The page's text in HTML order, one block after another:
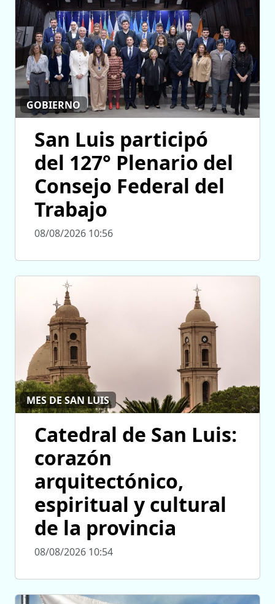
GOBIERNO
San Luis participó
del 127° Plenario del
Consejo Federal del
Trabajo
08/08/2026 10:56
MES DE SAN LUIS
Catedral de San Luis:
corazón
arquitectónico,
espiritual y cultural
de la provincia
08/08/2026 10:54